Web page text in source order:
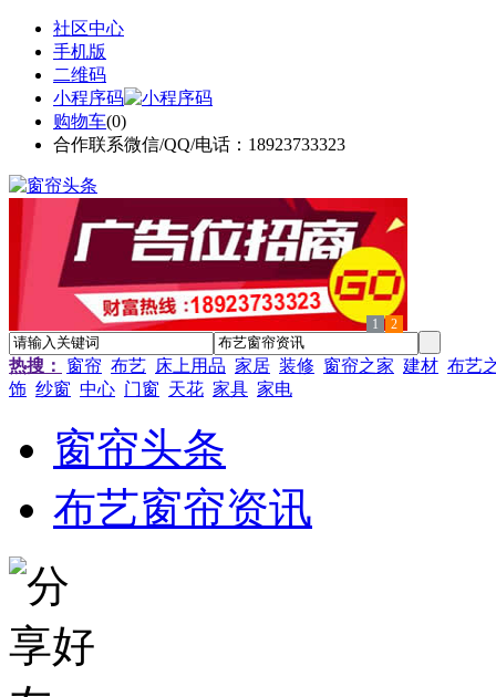
社区中心
手机版
二维码
小程序码
购物车(0)
合作联系微信/QQ/电话：18923733323
1 2
热搜： 窗帘 布艺 床上用品 家居 装修 窗帘之家 建材 布艺
饰 纱窗 中心 门窗 天花 家具 家电
窗帘头条
布艺窗帘资讯